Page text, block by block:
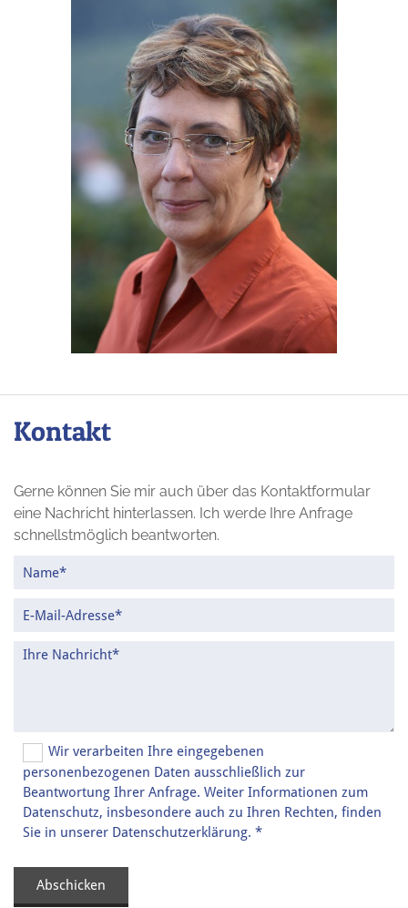
Kontakt
Gerne können Sie mir auch über das Kontaktformular
eine Nachricht hinterlassen. Ich werde Ihre Anfrage
schnellstmöglich beantworten.
Wir verarbeiten Ihre eingegebenen
personenbezogenen Daten ausschließlich zur
Beantwortung Ihrer Anfrage. Weiter Informationen zum
Datenschutz, insbesondere auch zu Ihren Rechten, finden
Sie in unserer Datenschutzerklärung. *